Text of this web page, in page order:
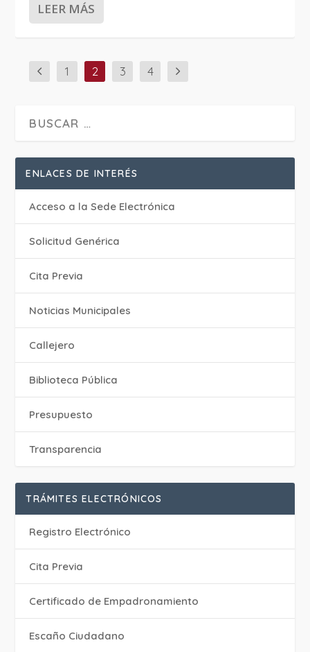
LEER MÁS
1 2 3 4
ENLACES DE INTERÉS
Acceso a la Sede Electrónica
Solicitud Genérica
Cita Previa
‎Noticias Municipales
Callejero
Biblioteca Pública
Presupuesto
Transparencia
TRÁMITES ELECTRÓNICOS
Registro Electrónico
Cita Previa
Certificado de Empadronamiento
Escaño Ciudadano